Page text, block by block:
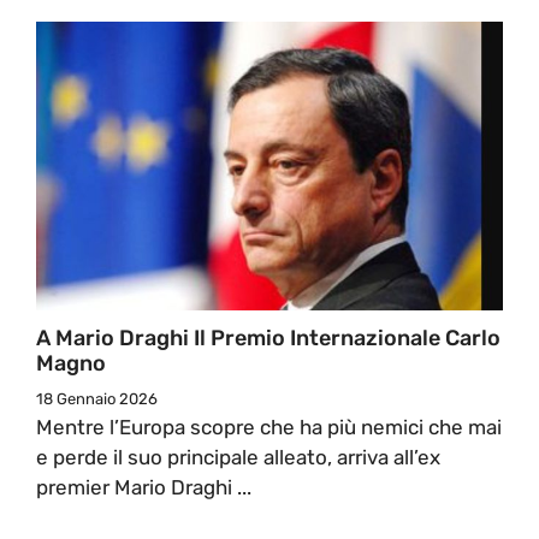
A Mario Draghi Il Premio Internazionale Carlo
Magno
18 Gennaio 2026
Mentre l’Europa scopre che ha più nemici che mai
e perde il suo principale alleato, arriva all’ex
premier Mario Draghi ...